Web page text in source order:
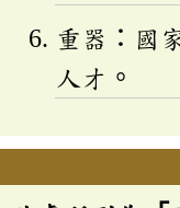
重器：國
人才。